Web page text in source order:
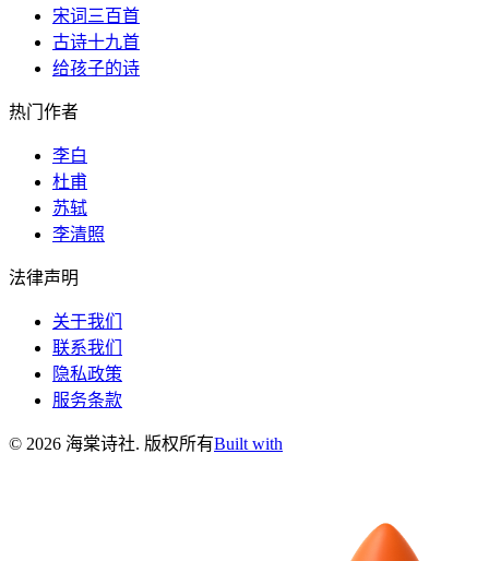
宋词三百首
古诗十九首
给孩子的诗
热门作者
李白
杜甫
苏轼
李清照
法律声明
关于我们
联系我们
隐私政策
服务条款
© 2026 海棠诗社. 版权所有Built with